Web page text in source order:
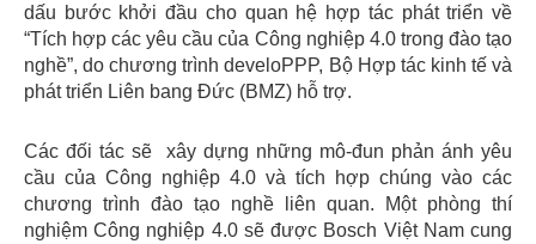
dấu bước khởi đầu cho quan hệ hợp tác phát triển về
“Tích hợp các yêu cầu của Công nghiệp 4.0 trong đào tạo
nghề”, do chương trình develoPPP, Bộ Hợp tác kinh tế và
phát triển Liên bang Đức (BMZ) hỗ trợ.
Các đối tác sẽ xây dựng những mô-đun phản ánh yêu
cầu của Công nghiệp 4.0 và tích hợp chúng vào các
chương trình đào tạo nghề liên quan. Một phòng thí
nghiệm Công nghiệp 4.0 sẽ được Bosch Việt Nam cung